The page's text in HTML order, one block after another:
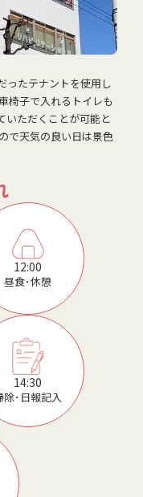
ったテナントを使用し
椅子で入れるトイレも
いただくことが可能と
で天気の良い日は景色
12:00
昼食･休憩
14:30
除･日報記入